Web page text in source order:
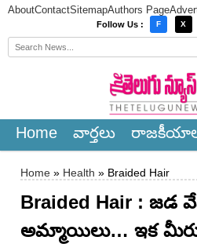
AboutContactSitemapAuthors Page
Follow Us : F X
Home వార్త‌లు
Home » Health » Braided Hair
Braided Hair : జడ
అమ్మాయిలు… ఇక